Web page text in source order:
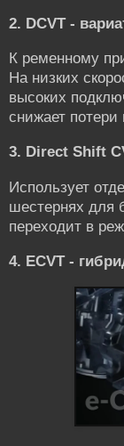
2. DCVT -
К ременному
На низких
высоких
снижает
3. Direct Shift
Использует
шестернях для
переходит в
4. ECVT -